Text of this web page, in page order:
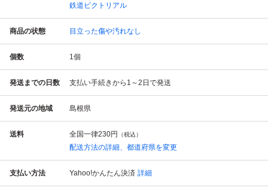
鉄道ピクトリアル
商品の状態 目立った傷や汚れなし
個数 1個
発送までの日数 支払い手続きから1～2日で発送
発送元の地域 島根県
送料 全国一律230円 （税込）
配送方法の詳細、都道府県を変更
支払い方法 Yahoo!かんたん決済 詳細